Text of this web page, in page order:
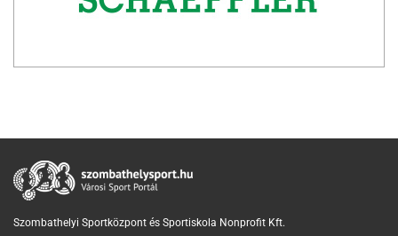
Szombathelyi Sportközpont és Sportiskola Nonprofit Kft.